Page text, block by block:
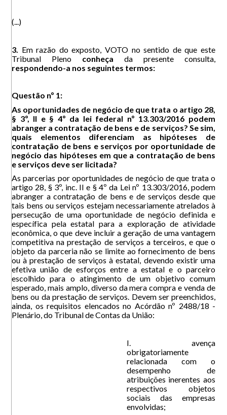
(...)
3.
Em razão do exposto, VOTO no sentido de que este
Tribunal Pleno conheça da presente consulta,
respondendo-a nos seguintes termos:
Questão nº 1:
As oportunidades de negócio de que trata o artigo 28,
§ 3º, II e § 4º da lei federal nº 13.303/2016 podem
abranger a contratação de bens e de serviços? Se sim,
quais elementos diferenciam as hipóteses de
contratação de bens e serviços por oportunidade de
negócio das hipóteses em que a contratação de bens
e serviços deve ser licitada?
As parcerias por oportunidades de negócio de que trata o
artigo 28, § 3º, inc. II e § 4º da Lei nº 13.303/2016, podem
abranger a contratação de bens e de serviços desde que
tais bens ou serviços estejam necessariamente atrelados à
persecução de uma oportunidade de negócio definida e
específica pela estatal para a exploração de atividade
econômica, o que deve incluir a geração de uma vantagem
competitiva na prestação de serviços a terceiros, e que o
objeto da parceria não se limite ao fornecimento de bens
ou à prestação de serviços à estatal, devendo existir uma
efetiva união de esforços entre a estatal e o parceiro
escolhido para o atingimento de um objetivo comum
esperado, mais amplo, diverso da mera compra e venda de
bens ou da prestação de serviços. Devem ser preenchidos,
ainda, os requisitos elencados no Acórdão nº 2488/18 -
Plenário, do Tribunal de Contas da União:
I. avença
obrigatoriamente
relacionada com o
desempenho de
atribuições inerentes aos
respectivos objetos
sociais das empresas
envolvidas;